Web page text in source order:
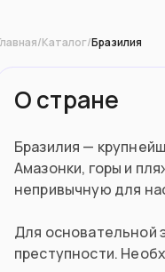
/Каталог/Бразилия
О стране
Бразилия —
Амазонки, горы и
непривычную для
Для основательной
преступности.